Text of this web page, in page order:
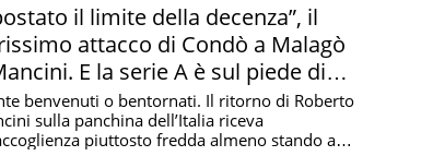
il limite della decenza”, il
attacco di Condò a Malagò
E la serie A è sul piede di
benvenuti o bentornati. Il ritorno di Roberto
sulla panchina dell’Italia riceva
piuttosto fredda almeno stando a